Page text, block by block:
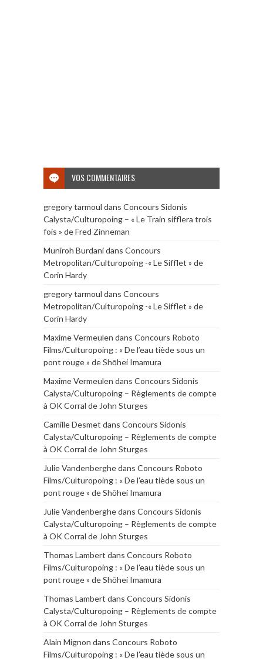
VOS COMMENTAIRES
gregory tarmoul dans Concours Sidonis
Calysta/Culturopoing – « Le Train sifflera trois
fois » de Fred Zinneman
Muniroh Burdanidans Concours
Metropolitan/Culturopoing -« Le Sifflet » de
Corin Hardy
gregory tarmoul dans Concours
Metropolitan/Culturopoing -« Le Sifflet » de
Corin Hardy
Maxime Vermeulen dans Concours Roboto
Films/Culturopoing : « De l’eau tiède sous un
pont rouge » de Shōhei Imamura
Maxime Vermeulen dans Concours Sidonis
Calysta/Culturopoing – Règlements de compte
à OK Corral de John Sturges
Camille Desmet dans Concours Sidonis
Calysta/Culturopoing – Règlements de compte
à OK Corral de John Sturges
Julie Vandenberghedans Concours Roboto
Films/Culturopoing : « De l’eau tiède sous un
pont rouge » de Shōhei Imamura
Julie Vandenberghedans Concours Sidonis
Calysta/Culturopoing – Règlements de compte
à OK Corral de John Sturges
Thomas Lambert dans Concours Roboto
Films/Culturopoing : « De l’eau tiède sous un
pont rouge » de Shōhei Imamura
Thomas Lambert dans Concours Sidonis
Calysta/Culturopoing – Règlements de compte
à OK Corral de John Sturges
Alain Mignon dans Concours Roboto
Films/Culturopoing : « De l’eau tiède sous un